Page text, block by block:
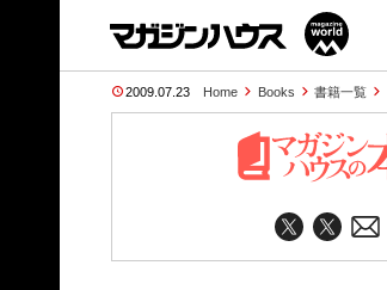
2009.07.23 Home Books 書籍一覧